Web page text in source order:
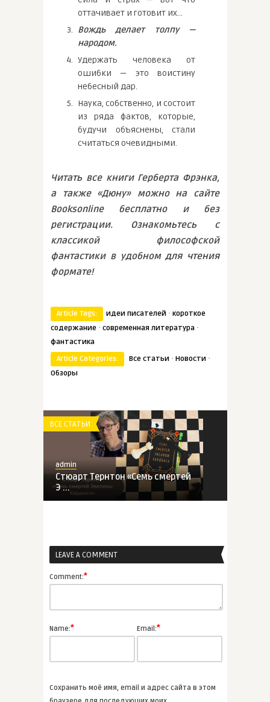
оттачивает и готовит их…
Вождь делает толпу —
народом.
Удержать человека от
ошибки — это воистину
небесный дар.
Наука, собственно, и состоит
из ряда фактов, которые,
будучи объяснены, стали
считаться очевидными.
Читать все книги Герберта Фрэнка,
а также «Дюну» можно на сайте
Booksonline бесплатно и без
регистрации. Ознакомьтесь с
классикой философской
фантастики в удобном для чтения
формате!
Article Tags: идеи писателей · короткое
содержание · современная литература ·
фантастика
Article Categories:
Все статьи · Новости ·
Обзоры
ВСЕ СТАТЬИ
admin
Стюарт Тернтон «Семь смертей
Э ...
admin
осенн� ...
LEAVE A COMMENT
Comment:*
Name:* Email:*
Сохранить моё имя, email и адрес сайта в этом